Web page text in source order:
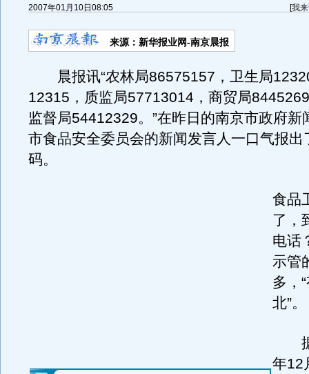
2007年01月10日08:05 [我
来源：新华报业网-南京晨报
晨报讯“农林局86575157，卫生局
12315，质监局57713014，商贸局
监督局54412329。”在昨日的南京市政府新
市食品安全委员会的新闻发言人一口气报出
码。
食品
了，
电话
示管
多，
北”。
据
年12